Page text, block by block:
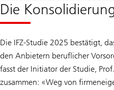
Die
Die IFZ-Studie 2025 bestätigt,
den Anbietern beruflicher
fasst der Initiator der Studie,
zusammen: «Weg von